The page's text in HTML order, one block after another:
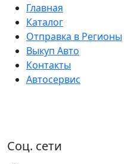
Главная
Каталог
Отправка в Регионы
Выкуп Авто
Контакты
Автосервис
Соц. сети